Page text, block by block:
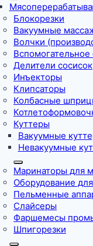
Блокорезки
Вакуумные
Волчки
Вспомогательное
Делители сосисок
Инъекторы
Клипсаторы
Колбасные
Куттеры
Вакуумные
Невакуумные
Маринаторы для
Оборудование
Пельменные
Слайсеры
Фаршемесы
Шпигорезки